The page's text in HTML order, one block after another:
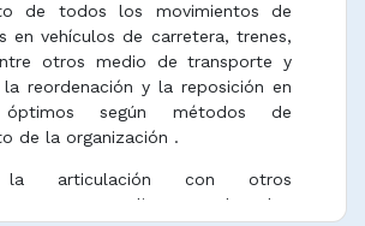
de todos los movimientos de
en vehículos de carretera, trenes,
otros medio de transporte y
la reordenación y la reposición en
óptimos según métodos de
de la organización .
la articulación con otros
y con clientes sobre los